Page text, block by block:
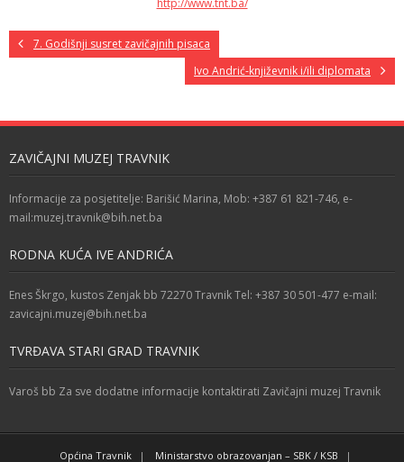
http://www.tnt.ba/
7. Godišnji susret zavičajnih pisaca
Ivo Andrić-književnik i/ili diplomata
ZAVIČAJNI MUZEJ TRAVNIK
Informacije za posjetitelje: Barišić Marina, Mob: +387 61 821-746, e-
mail:muzej.travnik@bih.net.ba
RODNA KUĆA IVE ANDRIĆA
Enes Škrgo, kustos Zenjak bb 72270 Travnik Tel: +387 30 501-477 e-mail:
zavicajni.muzej@bih.net.ba
TVRĐAVA STARI GRAD TRAVNIK
Varoš bb Za sve dodatne informacije kontaktirati Zavičajni muzej Travnik
Općina Travnik Ministarstvo obrazovanjan – SBK / KSB